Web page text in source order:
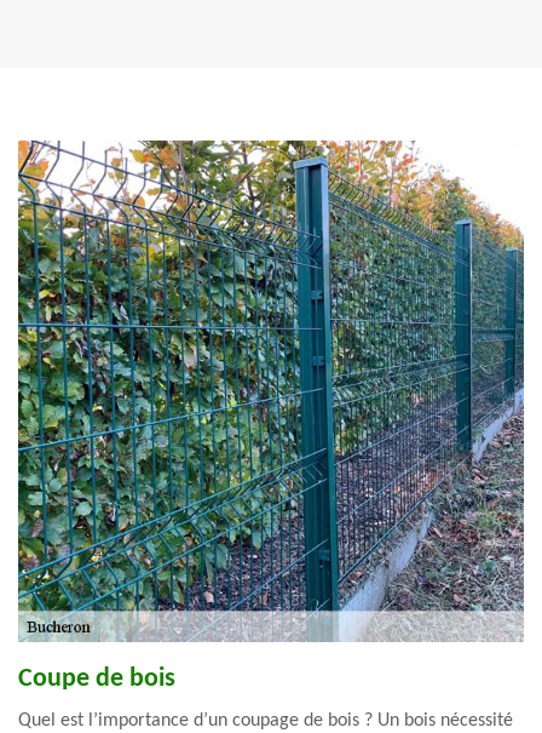
Coupe de bois
Quel est l’importance d’un coupage de bois ? Un bois nécessité